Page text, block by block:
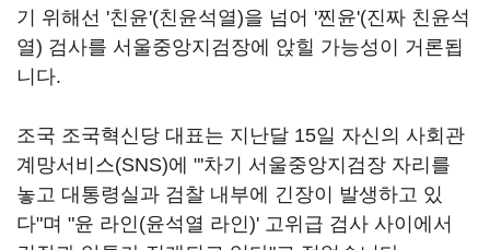
기 위해선 '친윤'(친윤석열)을 넘어 '찐윤'(진짜 친윤석
열) 검사를 서울중앙지검장에 앉힐 가능성이 거론됩
니다.
조국 조국혁신당 대표는 지난달 15일 자신의 사회관
계망서비스(SNS)에 "'차기 서울중앙지검장 자리를
놓고 대통령실과 검찰 내부에 긴장이 발생하고 있
다"며 "윤 라인(윤석열 라인)' 고위급 검사 사이에서